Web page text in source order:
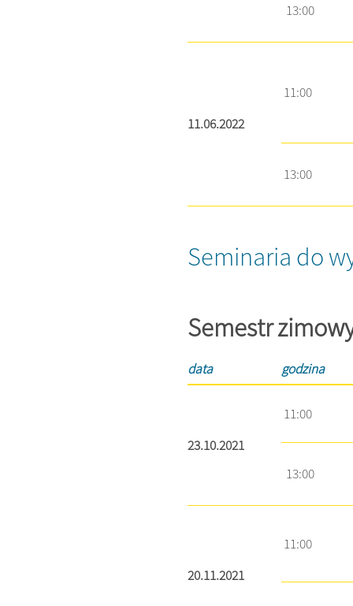
13:00
11.06.2022
11:00
13:00
Seminaria do
Semestr
data godzina
23.10.2021
11:00
13:00
20.11.2021
11:00